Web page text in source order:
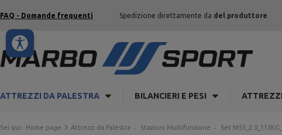
FAQ - Domande frequenti Spedizione direttamente da del produttore
ATTREZZI DA PALESTRA BILANCIERI E PESI
Sei qui: Home page Attrezzi da Palestra Stazioni Multifunzione Set